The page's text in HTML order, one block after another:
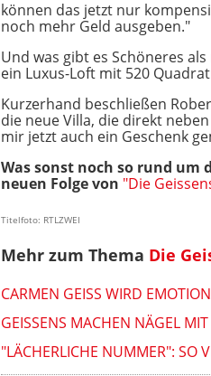
können das jetzt nur
noch mehr Geld ausgeben."
Und was gibt es Schöneres
ein Luxus-Loft mit 520
Kurzerhand beschließen
die neue Villa, die direkt
mir jetzt auch ein Geschenk
Was sonst noch so rund um
neuen Folge von "Die
Titelfoto: RTLZWEI
Mehr zum Thema Die
CARMEN GEISS WIRD
GEISSENS MACHEN NÄGEL
"LÄCHERLICHE NUMMER": SO